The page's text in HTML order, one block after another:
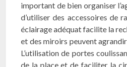
important de bien organiser
d’utiliser des accessoires de
éclairage adéquat facilite la
et des miroirs peuvent
L’utilisation de portes
de la place et de faciliter la